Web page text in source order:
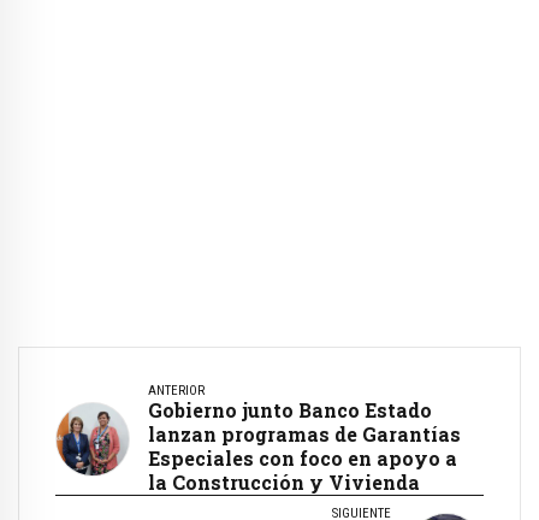
ANTERIOR
Gobierno junto Banco Estado
lanzan programas de Garantías
Especiales con foco en apoyo a
la Construcción y Vivienda
SIGUIENTE